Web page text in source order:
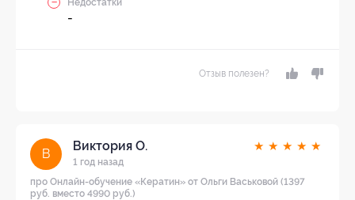
Недостатки
-
Отзыв полезен?
В
Виктория О.
1 год назад
★ ★ ★ ★ ★
про Онлайн-обучение «Кератин» от Ольги Васьковой (1397
руб. вместо 4990 руб.)